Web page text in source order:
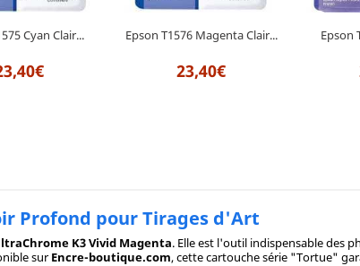
Cyan Clair... Epson T1576 Magenta Clair...
23,40€
Epson
Profond pour Tirages d'Art
K3 Vivid Magenta. Elle est l'outil indispensable des
surEncre-boutique.com, cette cartouche série "Tortue"